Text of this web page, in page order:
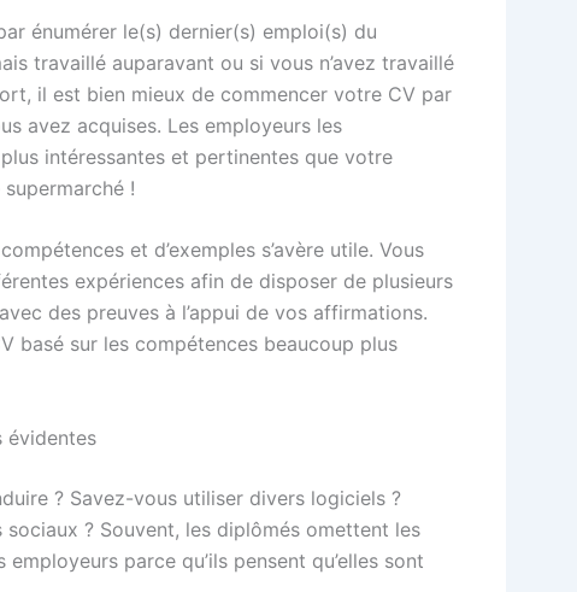
énumérer le(s) dernier(s) emploi(s) du
travaillé auparavant ou si vous n’avez travaillé
il est bien mieux de commencer votre CV par
avez acquises. Les employeurs les
intéressantes et pertinentes que votre
!
et d’exemples s’avère utile. Vous
expériences afin de disposer de plusieurs
des preuves à l’appui de vos affirmations.
basé sur les compétences beaucoup plus
évidentes
? Savez-vous utiliser divers logiciels ?
? Souvent, les diplômés omettent les
parce qu’ils pensent qu’elles sont